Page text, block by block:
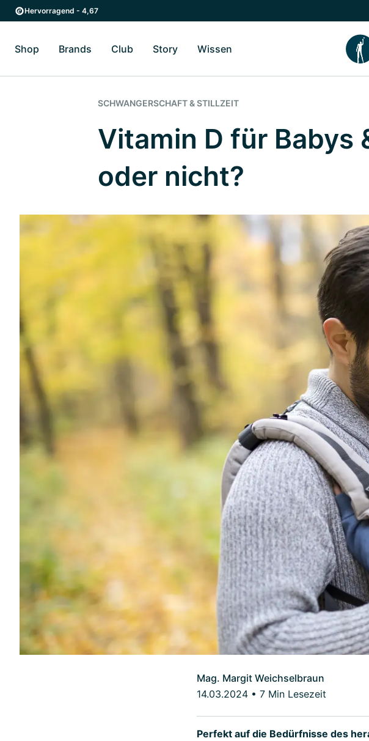
Zum Hauptinhalt springen
Zur Hauptnavigation springen
Hervorragend - 4,67
Shop Zum Untermenü Shop umschalten
Brands Zum Untermenü Brands umschalten
Club Zum Untermenü Club umschalten
Story Zum Untermenü Story umschalten
Wissen Zum Untermenü Wissen umschalten
SCHWANGERSCHAFT & STILLZEIT
Vitamin D für Babys
oder nicht?
Mag. Margit Weichselbraun
14.03.2024 • 7 Min Lesezeit
Perfekt auf die Bedürfnisse des